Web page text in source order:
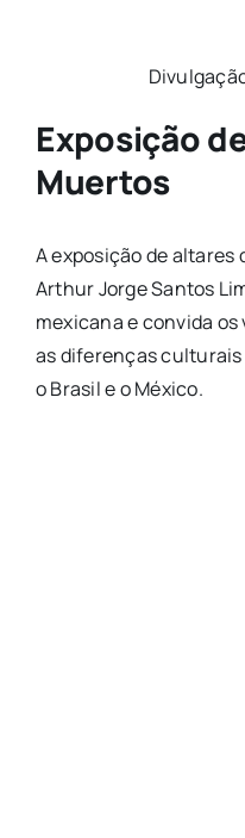
Exposição
Muertos
A exposição de altares
Arthur Jorge Santos
mexicana e convida
as diferenças
o Brasil e o México.